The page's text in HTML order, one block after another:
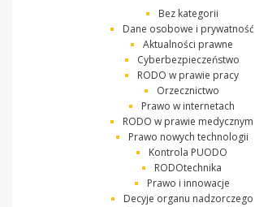
Bez kategorii
Dane osobowe i prywatność
Aktualności prawne
Cyberbezpieczeństwo
RODO w prawie pracy
Orzecznictwo
Prawo w internetach
RODO w prawie medycznym
Prawo nowych technologii
Kontrola PUODO
RODOtechnika
Prawo i innowacje
Decyje organu nadzorczego